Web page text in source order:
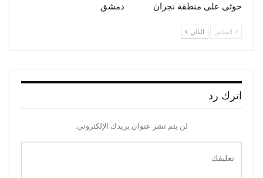
حوثى على منطقة نجران
دمشق
السابق التالي
اترك رد
لن يتم نشر عنوان بريدك الإلكتروني.